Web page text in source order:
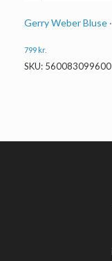
Gerry Weber Bluse ·
799 kr.
SKU: 560083099600